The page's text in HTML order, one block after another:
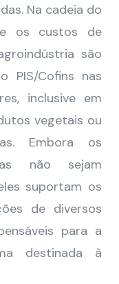
Na cadeia do
os custos de
são
PIS/Cofins nas
inclusive em
vegetais ou
Embora os
não sejam
suportam os
de diversos
para a
destinada à